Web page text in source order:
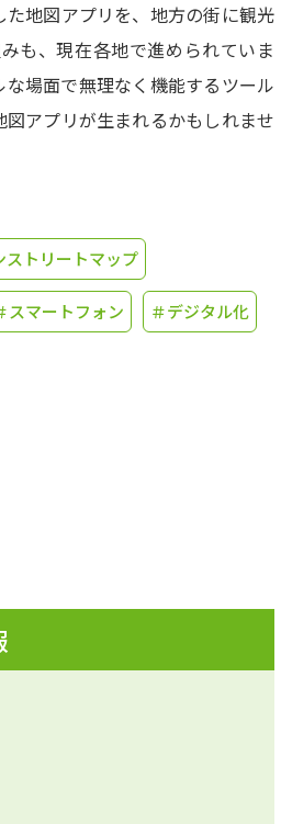
大学で学びたい学
学問のミニ講義「夢ナ
Ｑ＆Ａ よくあるご質問
資料の料金の お支払いに
地図アプリを、地方の街に観光
も、現在各地で進められていま
場面で無理なく機能するツール
アプリが生まれるかもしれませ
ストリートマップ
スマートフォン ＃デジタル化